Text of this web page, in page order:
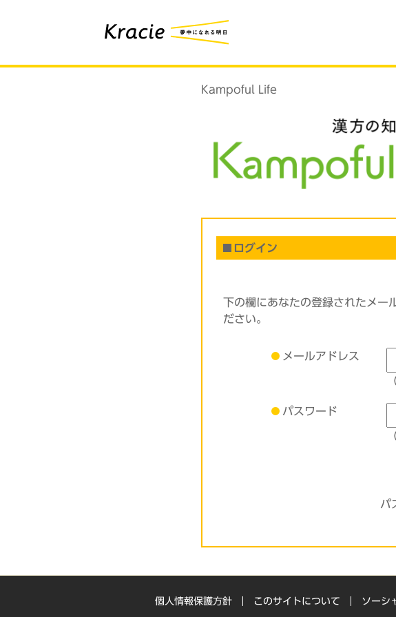
Kampoful Life
ログイン
下の欄にあなたの登録されたメー
ださい。
メールアドレス
パスワード
パ
個人情報保護方針 このサイトについて ソーシ